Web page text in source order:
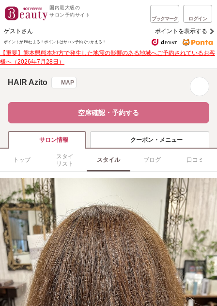
国内最大級の
サロン予約サイト
ブックマーク ログイン
ゲストさん ポイントを表示する
ポイントが1%たまる！ ポイントはサロン予約でつかえる！
【重要】熊本県熊本地方で発生した地震の影響のある地域へご予約されているお客
様へ（2026年7月28日）
HAIR Azito MAP
空席確認・予約する
サロン情報 クーポン・メニュー
トップ
スタイ
リスト
スタイル ブログ 口コミ